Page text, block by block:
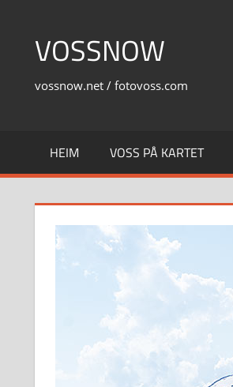
contentVOSSNOW
vossnow.net / fotovoss.com
HEIM VOSS PÅ KARTET